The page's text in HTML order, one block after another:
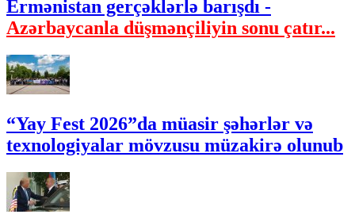
Ermənistan gerçəklərlə barışdı -
Azərbaycanla düşmənçiliyin sonu çatır...
“Yay Fest 2026”da müasir şəhərlər və
texnologiyalar mövzusu müzakirə olunub